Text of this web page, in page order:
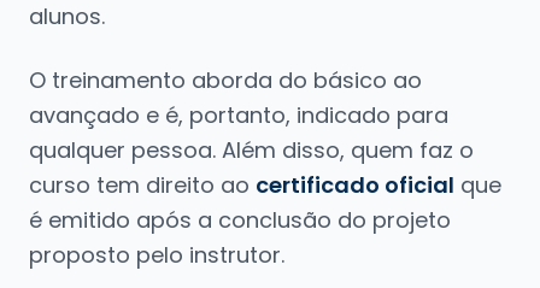
alunos.
O treinamento aborda do básico ao
avançado e é, portanto, indicado para
qualquer pessoa. Além disso, quem faz o
curso tem direito ao certificado oficial que
é emitido após a conclusão do projeto
proposto pelo instrutor.